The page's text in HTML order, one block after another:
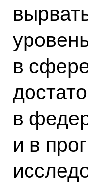
в
в
и в